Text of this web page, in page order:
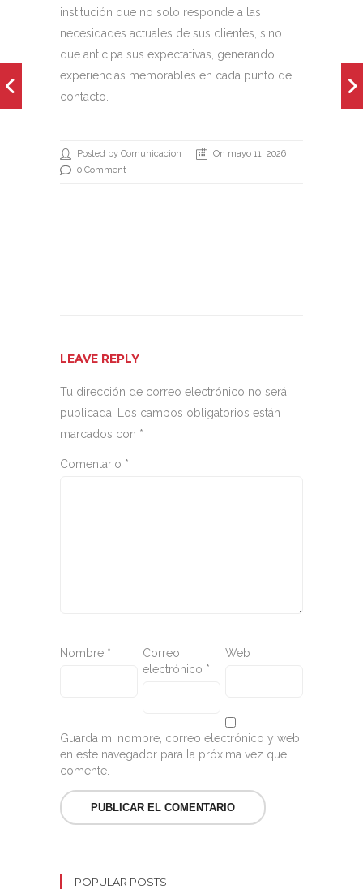
institución que no solo responde a las
necesidades actuales de sus clientes, sino
que anticipa sus expectativas, generando
experiencias memorables en cada punto de
contacto.
Posted by Comunicacion
On mayo 11, 2026
0 Comment
LEAVE REPLY
Tu dirección de correo electrónico no será
publicada.
Los campos obligatorios están
marcados con *
Comentario *
Nombre *
Correo
electrónico *
Web
Guarda mi nombre, correo electrónico y web
en este navegador para la próxima vez que
comente.
POPULAR POSTS